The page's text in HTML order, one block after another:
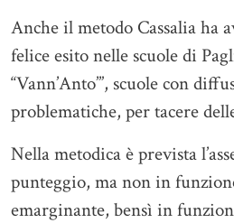
Anche il metodo Cassalia ha
felice esito nelle scuole di
“Vann’Anto’”, scuole con
problematiche, per tacere
Nella metodica è prevista
punteggio, ma non in
emarginante, bensì in